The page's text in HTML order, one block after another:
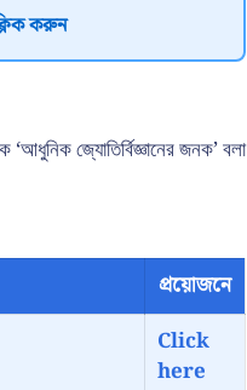
করুন
জ্যোতির্বিজ্ঞানের জনক’ বলা
প্রয়োজনে
Click
here